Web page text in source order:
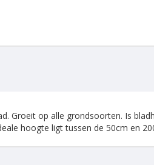
Groeit op alle grondsoorten. Is
hoogte ligt tussen de 50cm en